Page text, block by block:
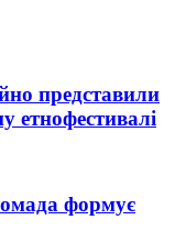
представили
етнофестивалі
формує